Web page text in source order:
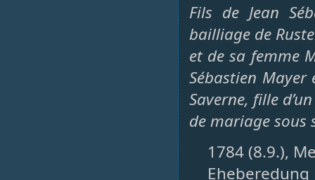
Fils de Jean
bailliage de
et de sa femme
Sébastien
Saverne, fille
de mariage sous
1784 (8.9.),